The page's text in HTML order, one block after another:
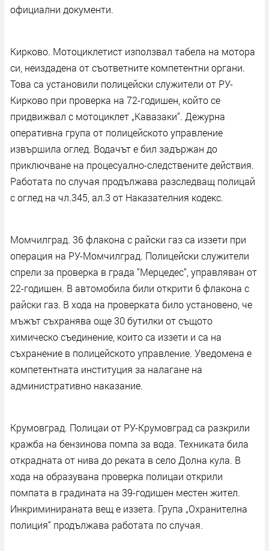
официални документи.
Кирково. Мотоциклетист използвал табела на мотора
си, неиздадена от съответните компетентни органи.
Това са установили полицейски служители от РУ-
Кирково при проверка на 72-годишен, който се
придвижвал с мотоциклет „Кавазаки“. Дежурна
оперативна група от полицейското управление
извършила оглед. Водачът е бил задържан до
приключване на процесуално-следствените действия.
Работата по случая продължава разследващ полицай
с оглед на чл.345, ал.3 от Наказателния кодекс.
Момчилград. 36 флакона с райски газ са иззети при
операция на РУ-Момчилград. Полицейски служители
спрели за проверка в града “Мерцедес“, управляван от
22-годишен. В автомобила били открити 6 флакона с
райски газ. В хода на проверката било установено, че
мъжът съхранява още 30 бутилки от същото
химическо съединение, които са иззети и са на
съхранение в полицейското управление. Уведомена е
компетентната институция за налагане на
административно наказание.
Крумовград. Полицаи от РУ-Крумовград са разкрили
кражба на бензинова помпа за вода. Техниката била
открадната от нива до реката в село Долна кула. В
хода на образувана проверка полицаи открили
помпата в градината на 39-годишен местен жител.
Инкриминираната вещ е иззета. Група „Охранителна
полиция“ продължава работата по случая.